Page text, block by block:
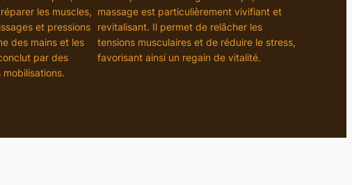
les muscles,
et pressions
des mains et les
par des
massage est particulièrement vivifiant et
revitalisant. Il permet de relâcher les
tensions musculaires et de réduire le stress,
favorisant ainsi un regain de vitalité.